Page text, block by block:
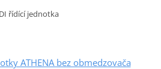
řídící jednotka
ATHENA bez obmedzovača